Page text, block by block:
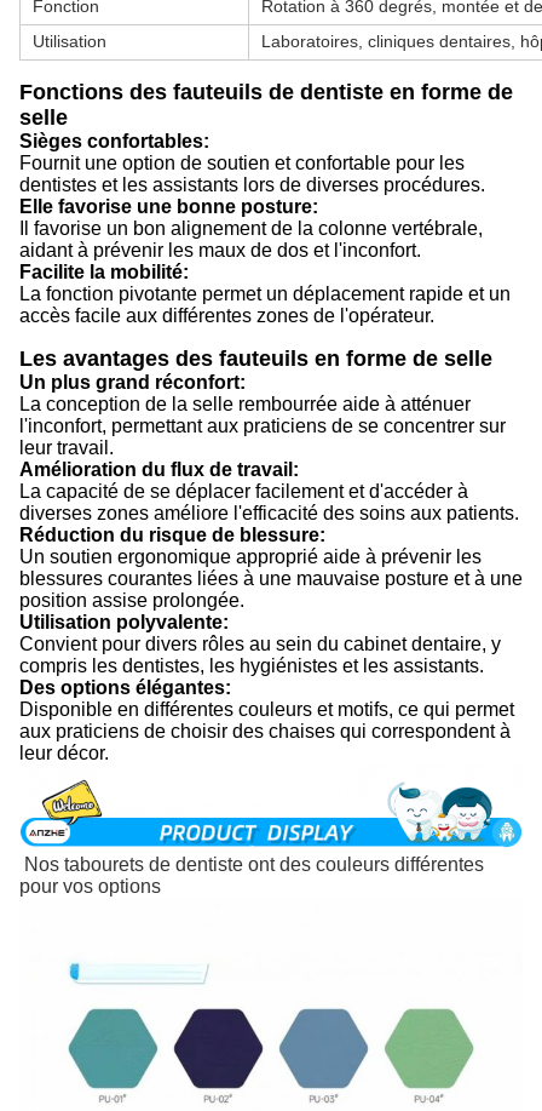
Fonction
Rotation à 360 degrés, montée et
Utilisation
Laboratoires, cliniques dentaires,
Fonctions des fauteuils de dentiste en forme de
selle
Sièges confortables:
Fournit une option de soutien et confortable pour les
dentistes et les assistants lors de diverses procédures.
Elle favorise une bonne posture:
Il favorise un bon alignement de la colonne vertébrale,
aidant à prévenir les maux de dos et l'inconfort.
Facilite la mobilité:
La fonction pivotante permet un déplacement rapide et un
accès facile aux différentes zones de l'opérateur.
Les avantages des fauteuils en forme de selle
Un plus grand réconfort:
La conception de la selle rembourrée aide à atténuer
l'inconfort, permettant aux praticiens de se concentrer sur
leur travail.
Amélioration du flux de travail:
La capacité de se déplacer facilement et d'accéder à
diverses zones améliore l'efficacité des soins aux patients.
Réduction du risque de blessure:
Un soutien ergonomique approprié aide à prévenir les
blessures courantes liées à une mauvaise posture et à une
position assise prolongée.
Utilisation polyvalente:
Convient pour divers rôles au sein du cabinet dentaire, y
compris les dentistes, les hygiénistes et les assistants.
Des options élégantes:
Disponible en différentes couleurs et motifs, ce qui permet
aux praticiens de choisir des chaises qui correspondent à
leur décor.
Nos tabourets de dentiste ont des couleurs différentes
pour vos options